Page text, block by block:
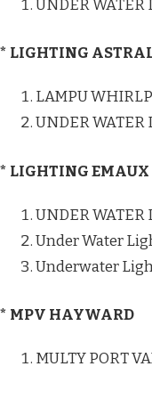
UNDER WATER
* LIGHTING
LAMPU
UNDER WATER
* LIGHTING EMAUX
UNDER WATER
Under Water
Underwater
* MPV HAYWARD
MULTY PORT